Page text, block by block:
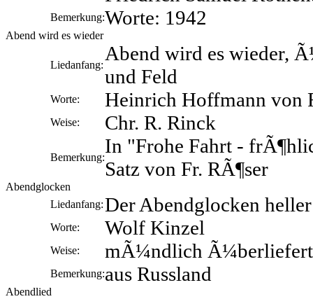
Bemerkung:Worte: 1942
Abend wird es wieder
Liedanfang:
Abend wird es wieder,
und Feld
Worte: Heinrich Hoffmann von
Weise: Chr. R. Rinck
Bemerkung:
In "Frohe Fahrt -
Satz von Fr. RÃ¶ser
Abendglocken
Liedanfang:Der Abendglocken
Worte: Wolf Kinzel
Weise: mÃ¼ndlich Ã¼berliefert
Bemerkung:aus Russland
Abendlied